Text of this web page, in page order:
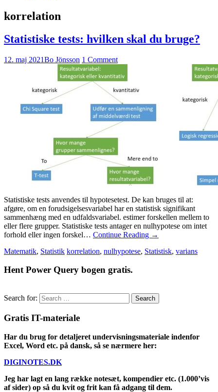
korrelation
Statistiske tests: hvilken skal du bruge?
12. maj 2021Bo Jönsson 1 Comment
Statistiske tests anvendes til hypotesetest. De kan bruges til at:
afgøre, om en forudsigelsesvariabel har en statistisk signifikant
sammenhæng med en udfaldsvariabel. estimer forskellen mellem to
eller flere grupper. Statistiske tests antager en nulhypotese om intet
forhold eller ingen forskel… Continue Reading →
Matematik, Statistik korrelation, nulhypotese, Statistisk, varians
Hent Power Query bogen gratis.
Search for:
Gratis IT-materiale
Har du brug for detaljeret undervisningsmateriale indenfor
Excel, Word etc. på dansk, så se nærmere her:
DIGINOTES.DK
Jeg har lagt en lang række notesæt, kompendier etc. (1.000’vis
af sider) op så du kvit og frit kan få adgang til dem.